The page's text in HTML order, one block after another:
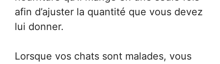
afin d’ajuster la quantité que vous devez
lui donner.
Lorsque vos chats sont malades, vous